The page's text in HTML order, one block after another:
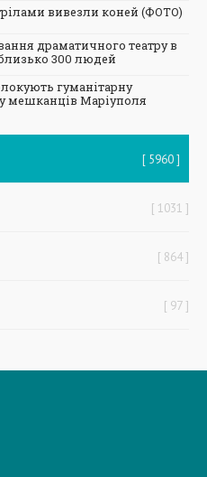
вивезли коней (ФОТО)
драматичного театру в
300 людей
гуманітарну
мешканців Маріуполя
5960
1031
864
97